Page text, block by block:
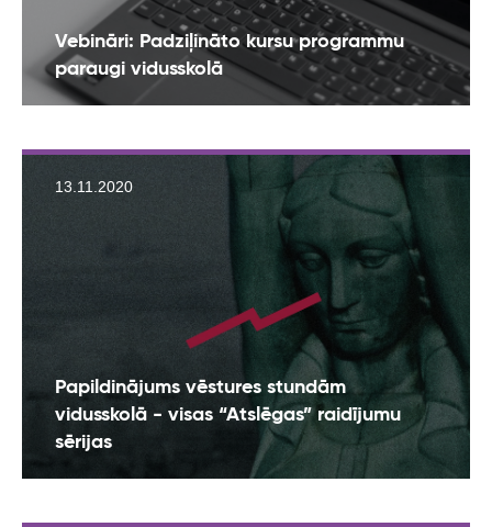
Vebināri: Padziļināto kursu programmu
paraugi vidusskolā
13.11.2020
Papildinājums vēstures stundām
vidusskolā - visas “Atslēgas” raidījumu
sērijas